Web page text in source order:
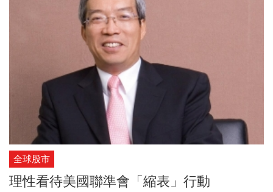
全球股市
理性看待美國聯準會「縮表」行動